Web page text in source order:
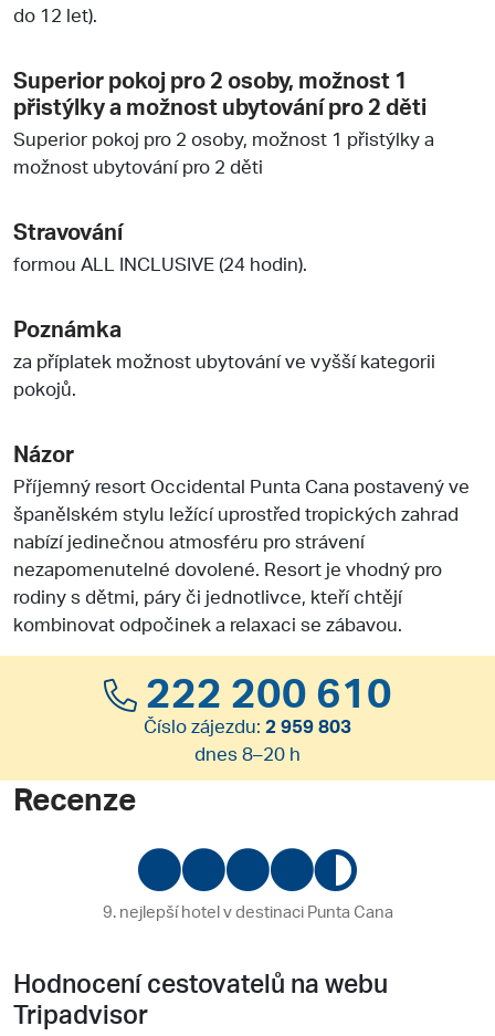
do 12 let).
Superior pokoj pro 2 osoby, možnost 1
přistýlky a možnost ubytování pro 2 děti
Superior pokoj pro 2 osoby, možnost 1 přistýlky a
možnost ubytování pro 2 děti
Stravování
formou ALL INCLUSIVE (24 hodin).
Poznámka
za příplatek možnost ubytování ve vyšší kategorii
pokojů.
Názor
Příjemný resort Occidental Punta Cana postavený ve
španělském stylu ležící uprostřed tropických zahrad
nabízí jedinečnou atmosféru pro strávení
nezapomenutelné dovolené. Resort je vhodný pro
rodiny s dětmi, páry či jednotlivce, kteří chtějí
kombinovat odpočinek a relaxaci se zábavou.
222 200 610
Číslo zájezdu: 2 959 803
dnes 8–20 h
Recenze
9. nejlepší hotel v destinaci Punta Cana
Hodnocení cestovatelů na webu
Tripadvisor